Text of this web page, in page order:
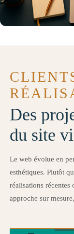
Des
du site
Le web évolue en
esthétiques. Plutôt
réalisations récentes
approche sur